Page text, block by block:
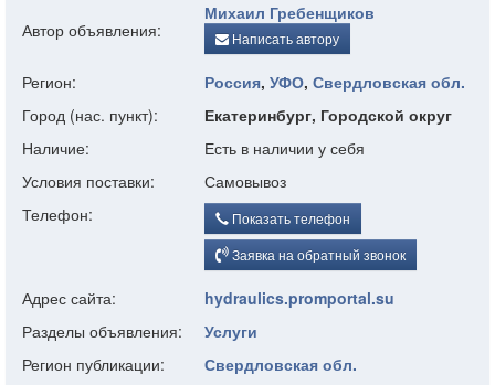
Автор объявления:
Михаил Гребенщиков
Написать автору
Регион: Россия, УФО, Свердловская обл.
Город (нас. пункт):
Екатеринбург, Городской округ
Наличие:
Есть в наличии у себя
Условия поставки:
Самовывоз
Телефон:
Показать телефон
Заявка на обратный звонок
Адрес сайта:
hydraulics.promportal.su
Разделы объявления:
Услуги
Регион публикации:
Свердловская обл.